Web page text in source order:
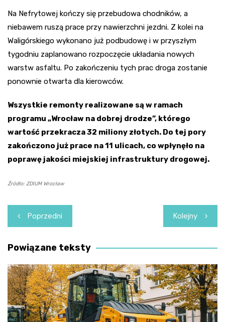
Na Nefrytowej kończy się przebudowa chodników, a
niebawem ruszą prace przy nawierzchni jezdni. Z kolei na
Waligórskiego wykonano już podbudowę i w przyszłym
tygodniu zaplanowano rozpoczęcie układania nowych
warstw asfaltu. Po zakończeniu tych prac droga zostanie
ponownie otwarta dla kierowców.
Wszystkie remonty realizowane są w ramach
programu „Wrocław na dobrej drodze”, którego
wartość przekracza 32 miliony złotych. Do tej pory
zakończono już prace na 11 ulicach, co wpłynęło na
poprawę jakości miejskiej infrastruktury drogowej.
Źródło: ZDIUM Wrocław
Nawigacja
wpisu
Poprzedni Kolejny
Powiązane teksty